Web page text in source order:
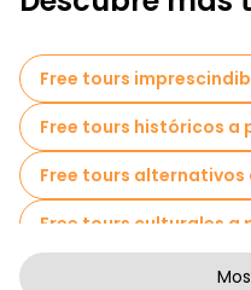
Free tours
Free tours históricos a
Free tours alternativos
Free tours culturales a
Free tours de arte a pie